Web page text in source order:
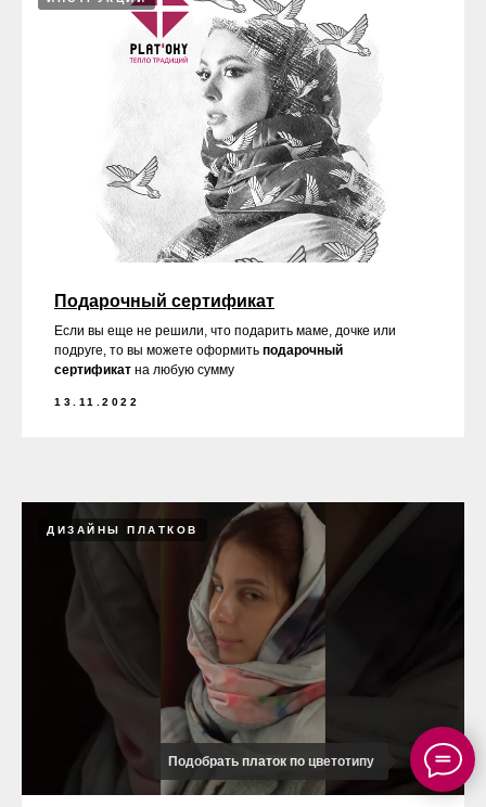
Подобрать платок по цветотипу
Подарочный сертификат
Если вы еще не решили, что подарить маме, дочке или
подруге, то вы можете оформить подарочный
сертификат на любую сумму
13.11.2022
ДИЗАЙНЫ ПЛАТКОВ